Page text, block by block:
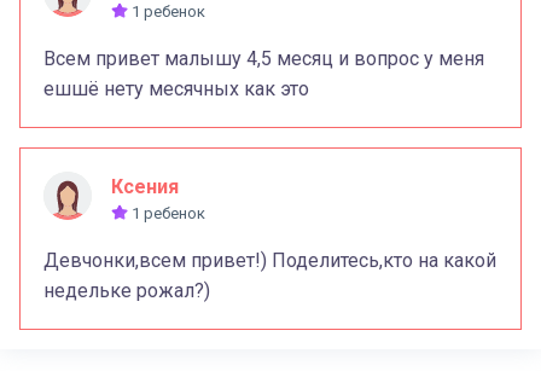
1 ребенок
Всем привет малышу 4,5 месяц и вопрос у меня
ешшё нету месячных как это
Ксения
1 ребенок
Девчонки,всем привет!) Поделитесь,кто на какой
недельке рожал?)